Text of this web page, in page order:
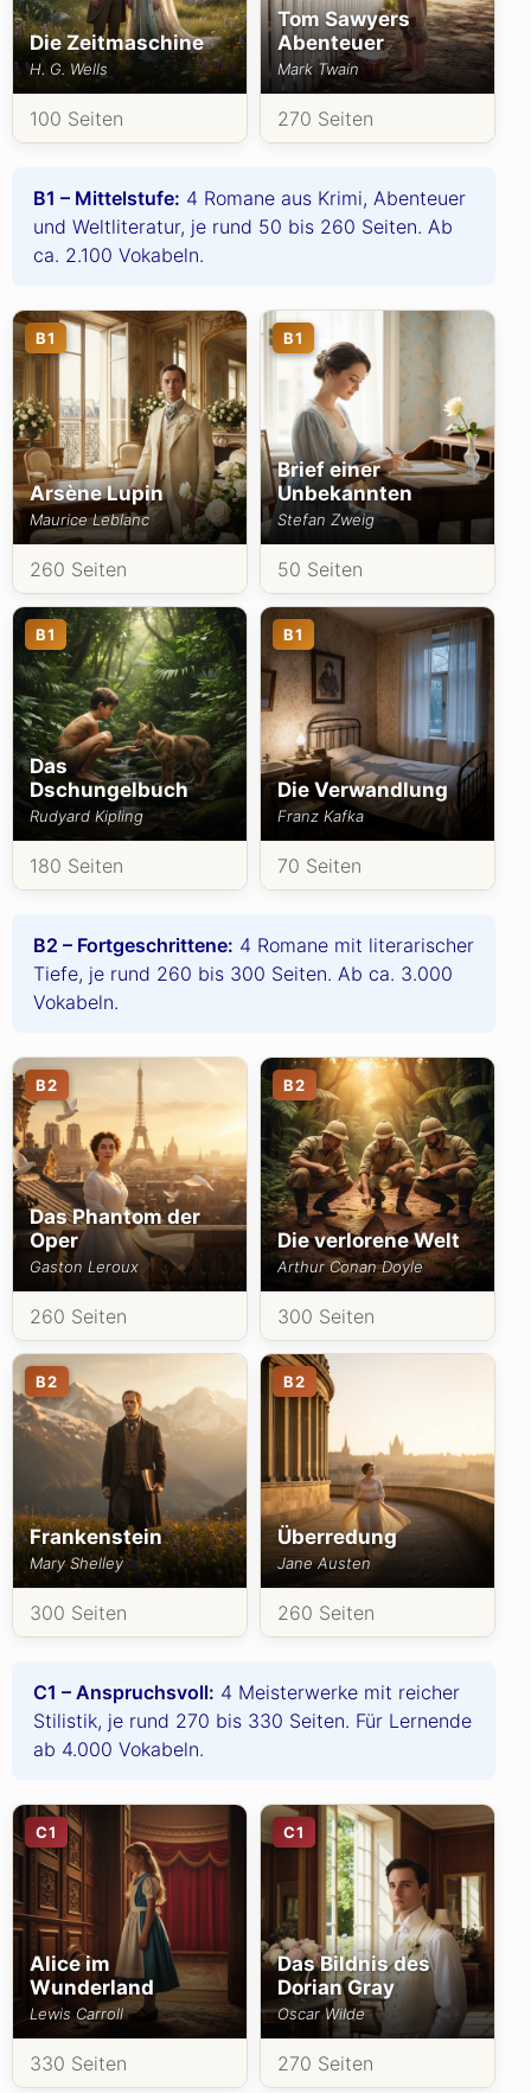
Die Zeitmaschine
H. G. Wells
100 Seiten
Tom Sawyers
Abenteuer
Mark Twain
270 Seiten
B1 – Mittelstufe: 4 Romane aus Krimi, Abenteuer
und Weltliteratur, je rund 50 bis 260 Seiten. Ab
ca. 2.100 Vokabeln.
B1
Arsène Lupin
Maurice Leblanc
260 Seiten
B1
Brief einer
Unbekannten
Stefan Zweig
50 Seiten
B1
Das
Dschungelbuch
Rudyard Kipling
180 Seiten
B1
Die Verwandlung
Franz Kafka
70 Seiten
B2 – Fortgeschrittene: 4 Romane mit literarischer
Tiefe, je rund 260 bis 300 Seiten. Ab ca. 3.000
Vokabeln.
B2
Das Phantom der
Oper
Gaston Leroux
260 Seiten
B2
Die verlorene Welt
Arthur Conan Doyle
300 Seiten
B2
Frankenstein
Mary Shelley
300 Seiten
B2
Überredung
Jane Austen
260 Seiten
C1 – Anspruchsvoll: 4 Meisterwerke mit reicher
Stilistik, je rund 270 bis 330 Seiten. Für Lernende
ab 4.000 Vokabeln.
C1
Alice im
Wunderland
Lewis Carroll
330 Seiten
C1
Das Bildnis des
Dorian Gray
Oscar Wilde
270 Seiten